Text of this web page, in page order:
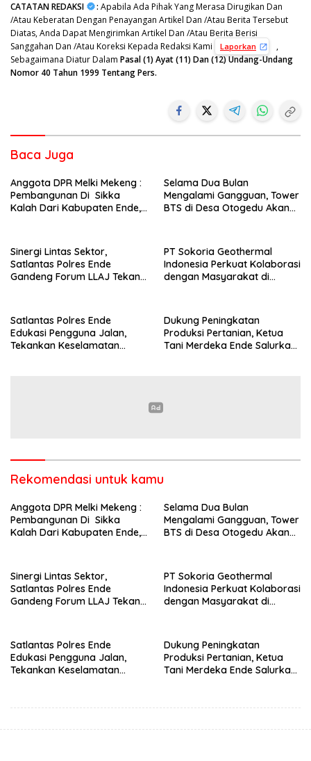
CATATAN REDAKSI : Apabila Ada Pihak Yang Merasa Dirugikan Dan
/Atau Keberatan Dengan Penayangan Artikel Dan /Atau Berita Tersebut
Diatas, Anda Dapat Mengirimkan Artikel Dan /Atau Berita Berisi
Sanggahan Dan /Atau Koreksi Kepada Redaksi Kami
Laporkan
,
Sebagaimana Diatur Dalam Pasal (1) Ayat (11) Dan (12) Undang-Undang
Nomor 40 Tahun 1999 Tentang Pers.
Baca Juga
Anggota DPR Melki Mekeng :
Pembangunan Di Sikka
Kalah Dari Kabupaten Ende,
Selama Dua Bulan
Mengalami Gangguan, Tower
BTS di Desa Otogedu Akan
Sinergi Lintas Sektor,
Satlantas Polres Ende
Gandeng Forum LLAJ Tekan
PT Sokoria Geothermal
Indonesia Perkuat Kolaborasi
dengan Masyarakat di
Satlantas Polres Ende
Edukasi Pengguna Jalan,
Tekankan Keselamatan
Dukung Peningkatan
Produksi Pertanian, Ketua
Tani Merdeka Ende Salurkan
Rekomendasi untuk kamu
Anggota DPR Melki Mekeng :
Pembangunan Di Sikka
Kalah Dari Kabupaten Ende,
Selama Dua Bulan
Mengalami Gangguan, Tower
BTS di Desa Otogedu Akan
Sinergi Lintas Sektor,
Satlantas Polres Ende
Gandeng Forum LLAJ Tekan
PT Sokoria Geothermal
Indonesia Perkuat Kolaborasi
dengan Masyarakat di
Satlantas Polres Ende
Edukasi Pengguna Jalan,
Tekankan Keselamatan
Dukung Peningkatan
Produksi Pertanian, Ketua
Tani Merdeka Ende Salurkan